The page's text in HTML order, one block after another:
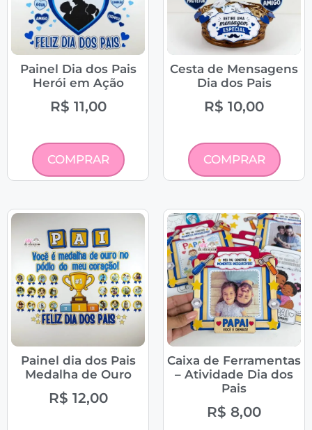
Painel Dia dos Pais
Herói em Ação
R$ 11,00
COMPRAR
Cesta de Mensagens
Dia dos Pais
R$ 10,00
COMPRAR
Painel dia dos Pais
Medalha de Ouro
R$ 12,00
Caixa de Ferramentas
– Atividade Dia dos
Pais
R$ 8,00